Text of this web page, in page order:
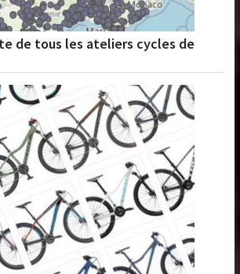
de tous les ateliers cycles de